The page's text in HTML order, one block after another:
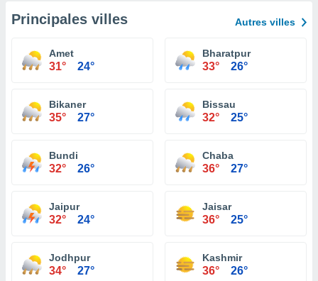
Principales villes Autres villes
Amet
31° 24°
Bharatpur
33° 26°
Bikaner
35° 27°
Bissau
32° 25°
Bundi
32° 26°
Chaba
36° 27°
Jaipur
32° 24°
Jaisar
36° 25°
Jodhpur
34° 27°
Kashmir
36° 26°